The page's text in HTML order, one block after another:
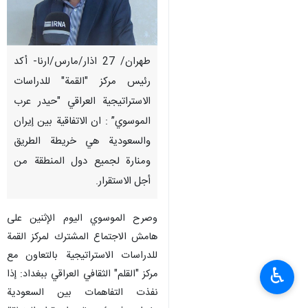
طهران/ 27 اذار/مارس/ارنا- أكد
رئيس مركز "القمة" للدراسات
الاستراتيجية العراقي "حيدر عرب
الموسوي” : ان الاتفاقية بين إيران
والسعودية هي خريطة الطريق
ومنارة لجميع دول المنطقة من
أجل الاستقرار.
وصرح الموسوي اليوم الإثنين على
هامش الاجتماع المشترك لمركز القمة
للدراسات الاستراتيجية بالتعاون مع
مركز "القلم" الثقافي العراقي ببغداد: إذا
نفذت التفاهمات بين السعودية
♿︎